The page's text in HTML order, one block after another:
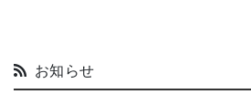
お知らせ